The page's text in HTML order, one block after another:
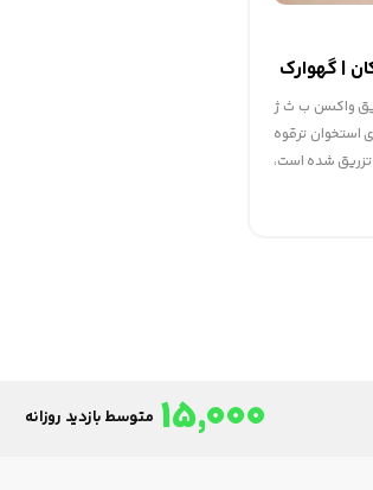
| گهوارک
واکسن ب ث ژ
استخوان ترقوه
شده است،
15,000 متوسط بازدید روزانه